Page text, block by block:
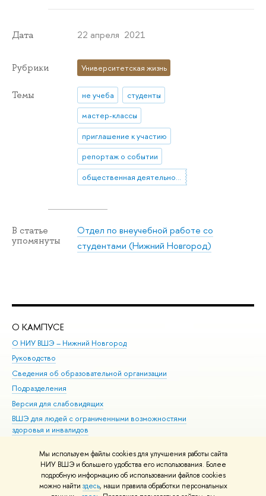
Мы используем файлы cookies для улучшения работы сайта
НИУ ВШЭ и большего удобства его использования. Более
подробную информацию об использовании файлов cookies
можно найти здесь, наши правила обработки персональных
Дата 22 апреля 2021
Рубрики Университетская жизнь
Темы не учеба
студенты
мастер-классы
приглашение к участию
репортаж о событии
общественная деятельность
В статье
упомянуты
Отдел по внеучебной работе со
студентами (Нижний Новгород)
О КАМПУСЕ
О НИУ ВШЭ – Нижний Новгород
Руководство
Сведения об образовательной организации
Подразделения
Версия для слабовидящих
ВШЭ для людей с ограниченными возможностями
здоровья и инвалидов